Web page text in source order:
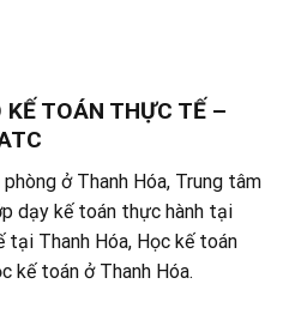
TOÁN THỰC TẾ –
ở Thanh Hóa, Trung tâm
dạy kế toán thực hành tại
tại Thanh Hóa, Học kế toán
kế toán ở Thanh Hóa.